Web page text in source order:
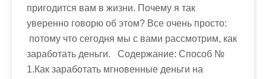
пригодится вам в жизни. Почему я так
уверенно говорю об этом? Все очень просто:
потому что сегодня мы с вами рассмотрим, как
заработать деньги. Содержание: Способ №
1.Как заработать мгновенные деньги на